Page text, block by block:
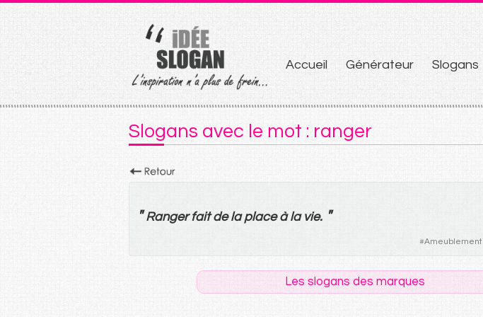
Aller
Accueil Générateur Slogans
Slogans avec le mot : ranger
" Ranger fait de la place à la vie. "
#Ameublement
Les slogans des marques